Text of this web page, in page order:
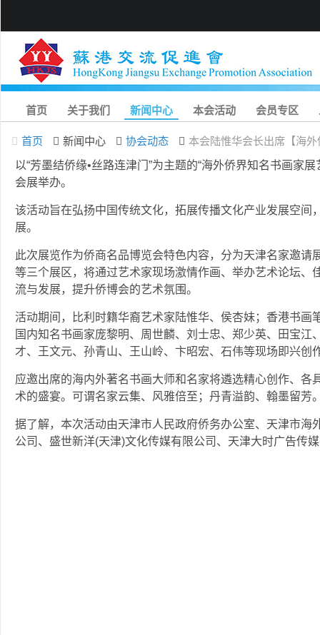
首页 关于我们 新闻中心 本会活动 会员专区
首页 新闻中心 协会动态
本会陆惟华会长出席【海
以“芳墨结侨缘•丝路连津门”为主题的“海外侨界知名书画家
会展举办。
该活动旨在弘扬中国传统文化，拓展传播文化产业发展空间
展。
此次展览作为侨商名品博览会特色内容，分为天津名家邀
等三个展区，将通过艺术家现场激情作画、举办艺术论坛、
流与发展，提升侨博会的艺术氛围。
活动期间，比利时籍华裔艺术家陆惟华、侯杏妹；香港书画
国内知名书画家庞黎明、周世麟、刘士忠、郑少英、田宝
才、王文元、孙青山、王山岭、卞昭宏、石伟等现场即兴创
应邀出席的海内外著名书画大师和名家将遴选精心创作、各
术的盛宴。可谓名家云集、风雅倍至；丹青溢韵、翰墨留芳
据了解，本次活动由天津市人民政府侨务办公室、天津市海
公司、盛世新洋(天津)文化传媒有限公司、天津大时广告传